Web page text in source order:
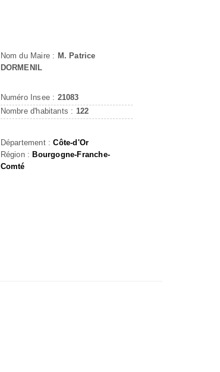
Nom du Maire : M. Patrice
DORMENIL
Numéro Insee : 21083
Nombre d'habitants : 122
Département :Côte-d'Or
Région : Bourgogne-Franche-
Comté